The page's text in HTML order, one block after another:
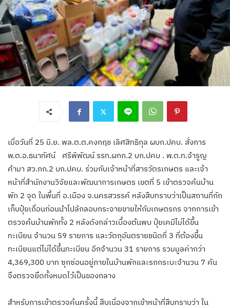
เมื่อวันที่ 25 มิ.ย. พล.ต.ต.คงกฤช เลิศสิทธิกุล ผบก.ปคบ. สั่งการ
พ.ต.อ.ธนาทัศน์ ศรีพิพัฒน์ รรท.ผกก.2 บก.ปคบ . พ.ต.ท.จำรูญ
คำมา สว.กก.2 บก.ปคบ. ร่วมกับเจ้าหน้าที่สารวัตรเกษตร และเจ้า
หน้าที่สำนักงานวิจัยและพัฒนาการเกษตร เขตที่ 5 เข้าตรวจค้นบ้าน
พัก 2 จุด ในพื้นที่ อ.เมือง จ.นครสวรรค์ หลังสืบทราบว่าเป็นสถานที่กัก
เก็บปุ๋ยเถื่อนก่อนนำไปลักลอบกระจายขายให้กับเกษตรกร จากการเข้า
ตรวจค้นบ้านพักทั้ง 2 หลังดังกล่าวเบื้องต้นพบ ปุ๋ยเคมีไม่ได้ขึ้น
ทะเบียน จำนวน 59 รายการ และวัตถุอันตรายชนิดที่ 3 ที่ต้องขึ้น
ทะเบียนแต่ไม่ได้ขึ้นทะเบียน อีกจำนวน 31 รายการ รวมมูลค่ากว่า
4,369,300 บาท ซุกซ่อนอยู่ภายในบ้านพักและรถกระบะจำนวน 7 คัน
จึงตรวจยึดทั้งหมดไว้เป็นของกลาง
สำหรับการเข้าตรวจค้นครั้งนี้ สืบเนื่องจากเข้าหน้าที่สืบทราบว่า ใน